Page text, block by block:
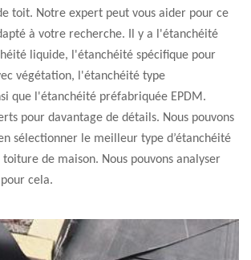
toit. Notre expert peut vous aider pour ce
à votre recherche. Il y a l'étanchéité
liquide, l'étanchéité spécifique pour
végétation, l'étanchéité type
que l'étanchéité préfabriquée EPDM.
pour davantage de détails. Nous pouvons
sélectionner le meilleur type d’étanchéité
de maison. Nous pouvons analyser
cela.